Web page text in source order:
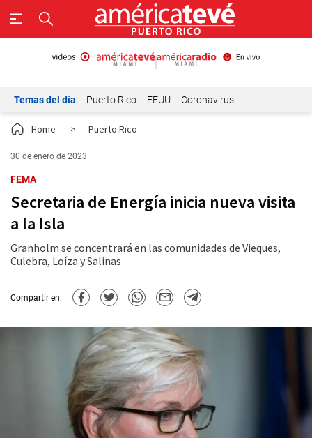
Temas del día Puerto Rico EEUU Coronavirus
Home > Puerto Rico
30 de enero de 2023
FEMA
Secretaria de Energía inicia nueva visita
a la Isla
Granholm se concentrará en las comunidades de Vieques,
Culebra, Loíza y Salinas
Compartir en: